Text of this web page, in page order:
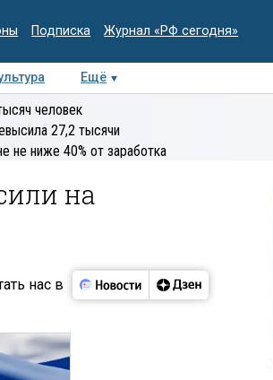
Подписка Журнал «РФ сегодня»
Ещё
Колумнисты
человек
27,2 тысячи
не ниже 40% от заработка
на
нас в